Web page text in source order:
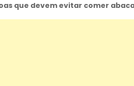
que devem evitar comer